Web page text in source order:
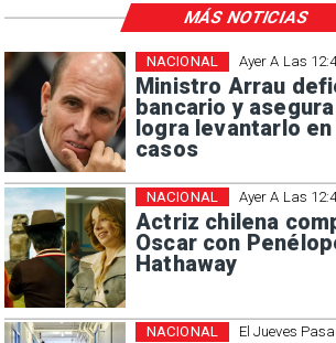
Ayer A Las
Ministro Arrau
bancario y
logra levantarlo
casos
NACIONAL
Ayer A Las
Actriz chilena
Oscar con
Hathaway
NACIONAL
El Jueves
NACIONAL
MÁS NOTICIAS